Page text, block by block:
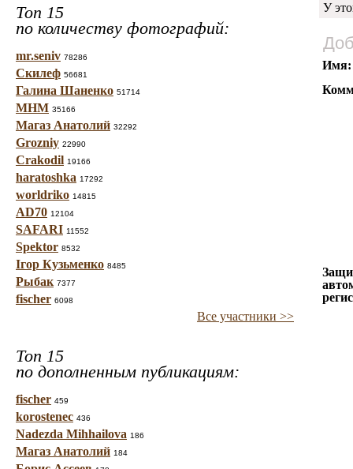
Топ 15
по количеству фотографий:
mr.seniv 78286
Скилеф 56681
Галина Шаненко 51714
МНМ 35166
Магаз Анатолий 32292
Grozniy 22990
Crakodil 19166
haratoshka 17292
worldriko 14815
AD70 12104
SAFARI 11552
Spektor 8532
Ігор Кузьменко 8485
Рыбак 7377
fischer 6098
Все участники >>
Топ 15
по дополненным публикациям:
fischer 459
korostenec 436
Nadezda Mihhailova 186
Магаз Анатолий 184
У
Имя: